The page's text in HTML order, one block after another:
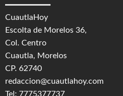
CuautlaHoy
Escolta de Morelos 36,
Col. Centro
Cuautla, Morelos
CP. 62740
redaccion@cuautlahoy.com
Tel: 7775377737